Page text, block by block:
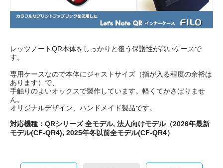
レッツノートQR本体をしっかりと覆う保護性が高いケースで
す。
専用ケースなので本体にジャストサイズ（指が入る程度の余裕は
あります）で、
手触りのよいオックスで製作しています。軽くてかさばりませ
ん。
オリジナルデザイン、ハンドメイド製品です。
対応機種：QRシリーズ 全モデル, 法人向けモデル（2026年最新
モデル(CF-QR4), 2025年冬以前全モデル(CF-QR4）